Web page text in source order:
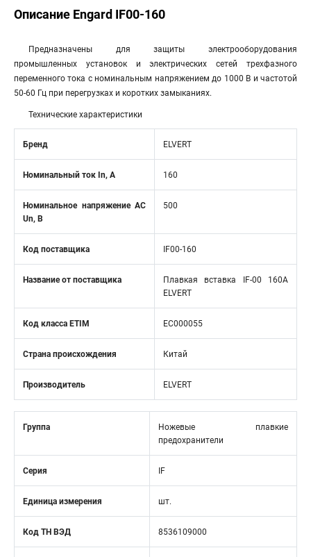
Описание Engard IF00-160
Предназначены для защиты электрооборудования
промышленных установок и электрических сетей трехфазного
переменного тока с номинальным напряжением до 1000 В и частотой
50-60 Гц при перегрузках и коротких замыканиях.
Технические характеристики
Бренд ELVERT
Номинальный ток In, А 160
Номинальное напряжение АС
Un, В
500
Код поставщика IF00-160
Название от поставщика
Плавкая вставка IF-00 160А
ELVERT
Код класса ETIM EC000055
Страна происхождения Китай
Производитель ELVERT
Группа
Ножевые плавкие
предохранители
Серия IF
Единица измерения шт.
Код ТН ВЭД 8536109000